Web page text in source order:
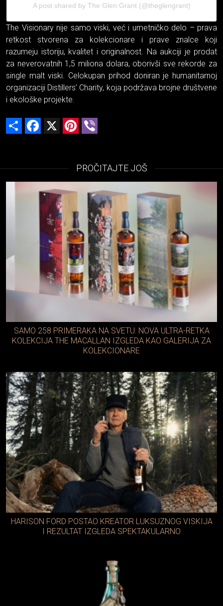
A post shared by The Glen Grant (@theglengrant)
The Visionary nije samo viski, već i umetničko delo – prava
retkost stvorena za kolekcionare i prave znalce koji
razumeju istoriju, kvalitet i originalnost. Na aukciji je prodat
za neverovatnih 1,5 miliona dolara, oborivši sve rekorde za
single malt viski. Celokupan prihod doniran je humanitarnoj
organizaciji Distillers’ Charity, koja podržava brojne društvene
i ekološke projekte.
Share Facebook Pinterest
PROČITAJTE JOŠ
SAMO 258 PRIMERAKA NA SVETU: NOVA ULTRA-RETKA
KOLEKCIJA THE MACALLAN IZGLEDA KAO GALERIJA ZA
KOLEKCIONARE
HARISON FORD POSTAO KREATOR LUKSUZNOG VISKIJA
I REZULTAT IZGLEDA SPEKTAKULARNO